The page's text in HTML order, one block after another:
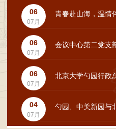
06
07月
06
07月
06
07月
04
07月